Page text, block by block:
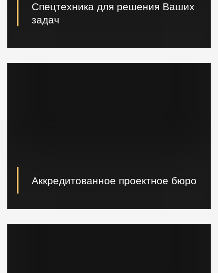
Спецтехника для решения Ваших
задач
Аккредитованное проектное бюро